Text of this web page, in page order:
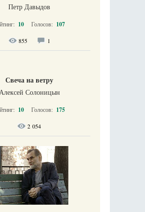
Петр Давыдов
10 Голосов: 107
855 1
Свеча на ветру
Солоницын
10 Голосов: 175
2 054